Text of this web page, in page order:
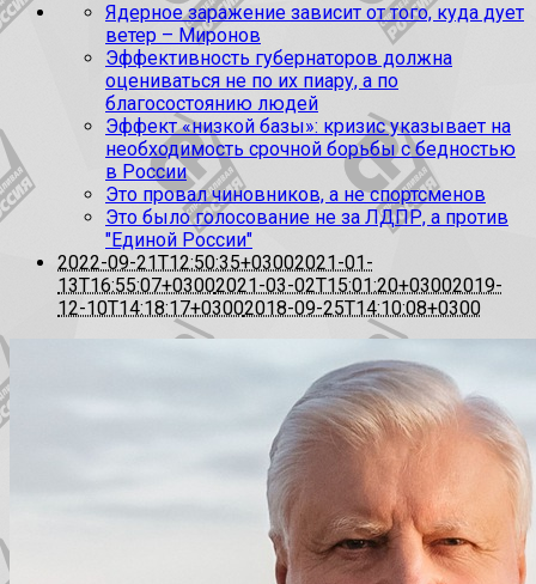
Ядерное заражение зависит от того, куда дует
ветер – Миронов
Эффективность губернаторов должна
оцениваться не по их пиару, а по
благосостоянию людей
Эффект «низкой базы»: кризис указывает на
необходимость срочной борьбы с бедностью
в России
Это провал чиновников, а не спортсменов
Это было голосование не за ЛДПР, а против
"Единой России"
2022-09-21T12:50:35+03002021-01-
13T16:55:07+03002021-03-02T15:01:20+03002019-
12-10T14:18:17+03002018-09-25T14:10:08+0300